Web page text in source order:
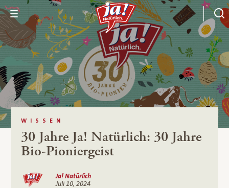
WISSEN
30 Jahre Ja! Natürlich: 30 Jahre
Bio-Pioniergeist
Ja! Natürlich
Juli 10, 2024